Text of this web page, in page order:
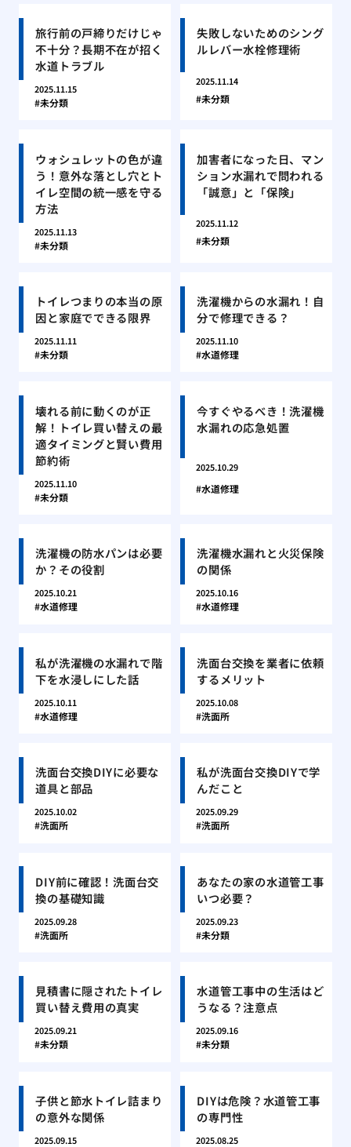
旅行前の戸締りだけじゃ
不十分？長期不在が招く
水道トラブル
2025.11.15
未分類
失敗しないためのシング
ルレバー水栓修理術
2025.11.14
未分類
ウォシュレットの色が違
う！意外な落とし穴とト
イレ空間の統一感を守る
方法
2025.11.13
未分類
加害者になった日、マン
ション水漏れで問われる
「誠意」と「保険」
2025.11.12
未分類
トイレつまりの本当の原
因と家庭でできる限界
2025.11.11
未分類
洗濯機からの水漏れ！自
分で修理できる？
2025.11.10
水道修理
壊れる前に動くのが正
解！トイレ買い替えの最
適タイミングと賢い費用
節約術
2025.11.10
未分類
今すぐやるべき！洗濯機
水漏れの応急処置
2025.10.29
水道修理
洗濯機の防水パンは必要
か？その役割
2025.10.21
水道修理
洗濯機水漏れと火災保険
の関係
2025.10.16
水道修理
私が洗濯機の水漏れで階
下を水浸しにした話
2025.10.11
水道修理
洗面台交換を業者に依頼
するメリット
2025.10.08
洗面所
洗面台交換DIYに必要な
道具と部品
2025.10.02
洗面所
私が洗面台交換DIYで学
んだこと
2025.09.29
洗面所
DIY前に確認！洗面台交
換の基礎知識
2025.09.28
洗面所
あなたの家の水道管工事
いつ必要？
2025.09.23
未分類
見積書に隠されたトイレ
買い替え費用の真実
2025.09.21
未分類
水道管工事中の生活はど
うなる？注意点
2025.09.16
未分類
子供と節水トイレ詰まり
の意外な関係
2025.09.15
DIYは危険？水道管工事
の専門性
2025.08.25